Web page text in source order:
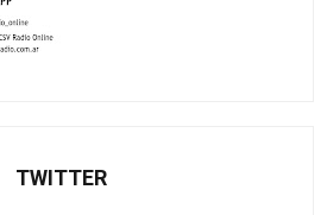
TWITTER